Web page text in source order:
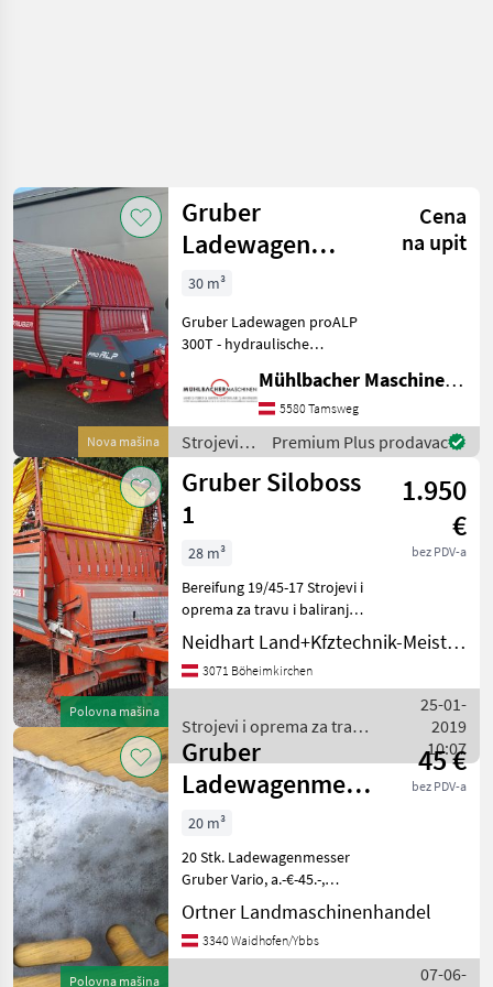
Nova mašina
Gruber
Ladewagen
proALP 300T
30m³
Cena
na upit
30 m³
Gruber Ladewagen proALP
300T - hydraulische
reihig 1, 80m - Spurweite 2,
00m - Beleuchtungs- und
Blinkanlage Multipoint -
dehnbare Sei
Mühlbacher Maschinen GmbH
5580 Tamsweg
Strojevi i
oprema
za travu i
baliranje /
Gruber
Premium Plus prodavac
Polovna mašina
Gruber Siloboss
1
1.950
€
bez PDV-a
28 m³
Bereifung 19/45-17 Strojevi i
oprema za travu i baliranje
Samoutovarne prikolice
Neidhart Land+Kfztechnik-Meisterbetrieb
3071 Böheimkirchen
Strojevi i oprema za travu
i baliranje / Gruber
25-01-
2019
10:07
Polovna mašina
Gruber
Ladewagenmesser
f. Vario
45 €
bez PDV-a
20 m³
20 Stk. Ladewagenmesser
Gruber Vario, a.-€-45.-,
näheres 06649804844
Strojevi i oprema za travu i
baliranje Samoutovarne
Ortner Landmaschinenhandel
3340 Waidhofen/Ybbs
07-06-